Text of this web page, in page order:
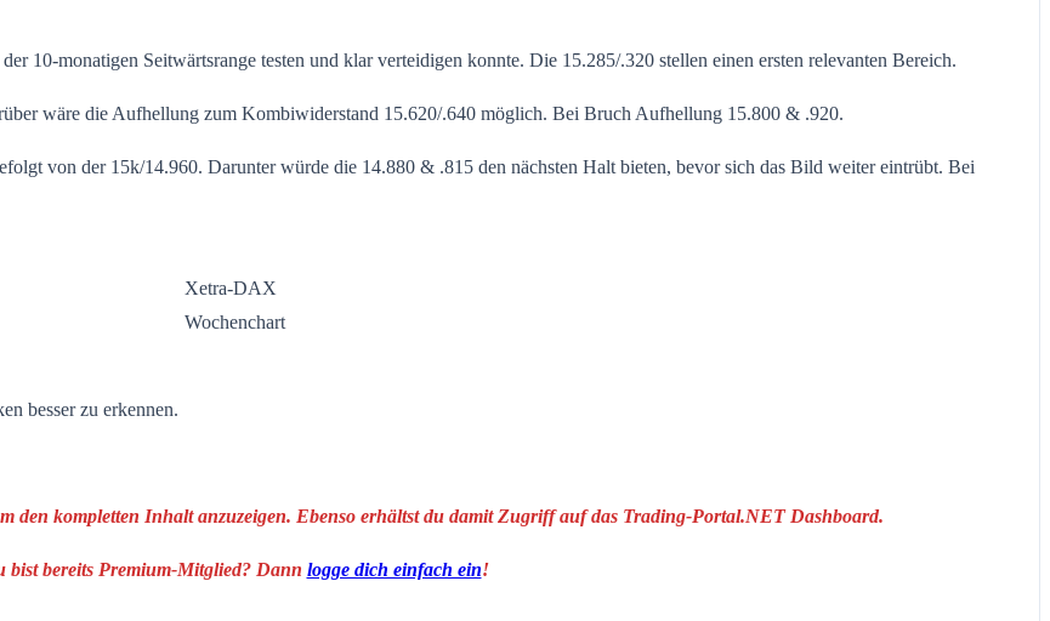
10-monatigen Seitwärtsrange testen und klar verteidigen konnte. Die 15.285/.320 stellen einen ersten relevanten Bereich.
wäre die Aufhellung zum Kombiwiderstand 15.620/.640 möglich. Bei Bruch Aufhellung 15.800 & .920.
von der 15k/14.960. Darunter würde die 14.880 & .815 den nächsten Halt bieten, bevor sich das Bild weiter eintrübt. Bei
Xetra-DAX
Wochenchart
besser zu erkennen.
den kompletten Inhalt anzuzeigen. Ebenso erhältst du damit Zugriff auf das Trading-Portal.NET Dashboard.
bist bereits Premium-Mitglied? Dann logge dich einfach ein!